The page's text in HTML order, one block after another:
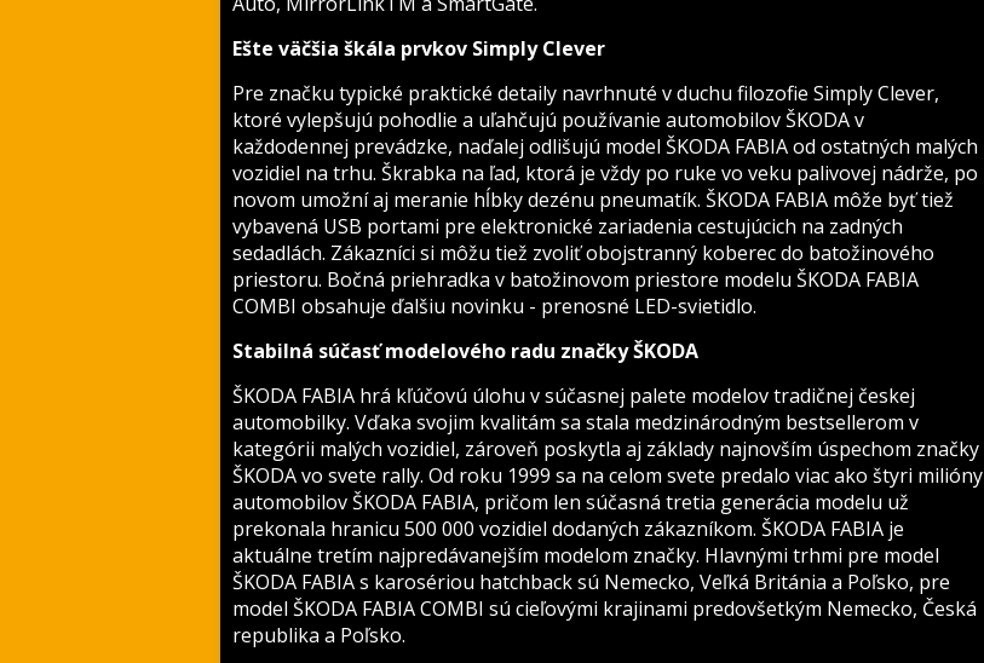
Ešte väčšia škála prvkov Simply Clever
Pre značku typické praktické detaily navrhnuté v duchu filozofie Simply Clever,
ktoré vylepšujú pohodlie a uľahčujú používanie automobilov ŠKODA v
každodennej prevádzke, naďalej odlišujú model ŠKODA FABIA od ostatných malých
vozidiel na trhu. Škrabka na ľad, ktorá je vždy po ruke vo veku palivovej nádrže, po
novom umožní aj meranie hĺbky dezénu pneumatík. ŠKODA FABIA môže byť tiež
vybavená USB portami pre elektronické zariadenia cestujúcich na zadných
sedadlách. Zákazníci si môžu tiež zvoliť obojstranný koberec do batožinového
priestoru. Bočná priehradka v batožinovom priestore modelu ŠKODA FABIA
COMBI obsahuje ďalšiu novinku - prenosné LED-svietidlo.
Stabilná súčasť modelového radu značky ŠKODA
ŠKODA FABIA hrá kľúčovú úlohu v súčasnej palete modelov tradičnej českej
automobilky. Vďaka svojim kvalitám sa stala medzinárodným bestsellerom v
kategórii malých vozidiel, zároveň poskytla aj základy najnovším úspechom značky
ŠKODA vo svete rally. Od roku 1999 sa na celom svete predalo viac ako štyri milióny
automobilov ŠKODA FABIA, pričom len súčasná tretia generácia modelu už
prekonala hranicu 500 000 vozidiel dodaných zákazníkom. ŠKODA FABIA je
aktuálne tretím najpredávanejším modelom značky. Hlavnými trhmi pre model
ŠKODA FABIA s karosériou hatchback sú Nemecko, Veľká Británia a Poľsko, pre
model ŠKODA FABIA COMBI sú cieľovými krajinami predovšetkým Nemecko, Česká
republika a Poľsko.